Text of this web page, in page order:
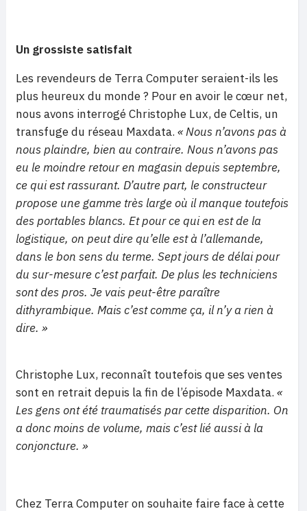
Un grossiste satisfait
Les revendeurs de Terra Computer seraient-ils les
plus heureux du monde ? Pour en avoir le cœur net,
nous avons interrogé Christophe Lux, de Celtis, un
transfuge du réseau Maxdata. « Nous n’avons pas à
nous plaindre, bien au contraire. Nous n’avons pas
eu le moindre retour en magasin depuis septembre,
ce qui est rassurant. D’autre part, le constructeur
propose une gamme très large où il manque toutefois
des portables blancs. Et pour ce qui en est de la
logistique, on peut dire qu’elle est à l’allemande,
dans le bon sens du terme. Sept jours de délai pour
du sur-mesure c’est parfait. De plus les techniciens
sont des pros. Je vais peut-être paraître
dithyrambique. Mais c’est comme ça, il n’y a rien à
dire. »
Christophe Lux, reconnaît toutefois que ses ventes
sont en retrait depuis la fin de l’épisode Maxdata. «
Les gens ont été traumatisés par cette disparition. On
a donc moins de volume, mais c’est lié aussi à la
conjoncture. »
Chez Terra Computer on souhaite faire face à cette